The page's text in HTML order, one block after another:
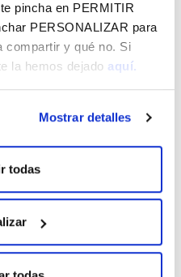
pincha en PERMITIR
PERSONALIZAR para
compartir y qué no. Si
la hemos dejado aquí.
Mostrar detalles
todas
del Banco de
aspectos de los informes
corporativo de las
valores admitidos a
de valores y sobre
en entidades de
por el que se
y del registro